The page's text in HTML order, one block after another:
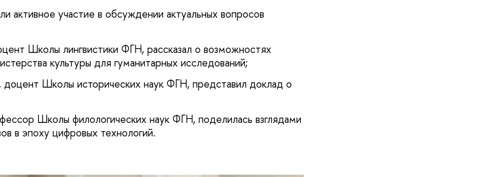
активное участие в обсуждении актуальных вопросов
Школы лингвистики ФГН, рассказал о возможностях
культуры для гуманитарных исследований;
доцент Школы исторических наук ФГН, представил доклад о
Школы филологических наук ФГН, поделилась взглядами
в эпоху цифровых технологий.